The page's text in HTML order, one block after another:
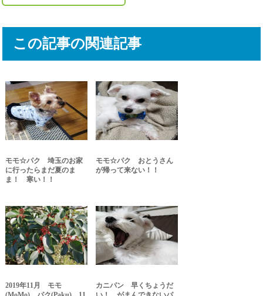
この記事の関連記事
モモ☆パク 埼玉のお家
に行ったらまだ夏のま
ま！ 寒い！！
モモ☆パク おとうさん
が帰って来ない！！
2019年11月 モモ
カニパン 早くちょうだ